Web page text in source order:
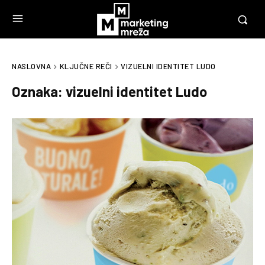
NASLOVNA KLJUČNE REČI VIZUELNI IDENTITET LUDO
Oznaka: vizuelni identitet Ludo